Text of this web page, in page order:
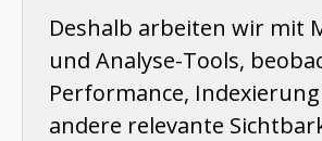
Deshalb arbeiten wir mit
und Analyse-Tools,
Performance,
andere relevante